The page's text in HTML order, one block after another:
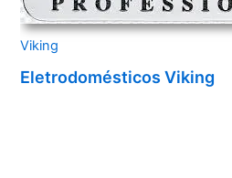
Viking
Eletrodomésticos Viking